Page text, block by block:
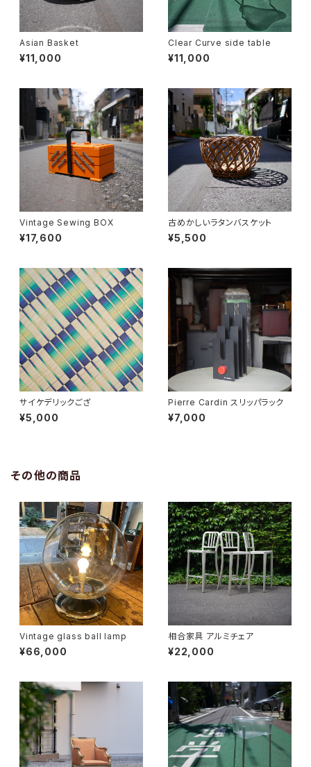
Asian Basket
¥11,000
Clear Curve side table
¥11,000
Vintage Sewing BOX
¥17,600
古めかしいラタンバスケット
¥5,500
サイケデリックござ
¥5,000
Pierre Cardin スリッパラック
¥7,000
その他の商品
Vintage glass ball lamp
¥66,000
相合家具 アルミチェア
¥22,000